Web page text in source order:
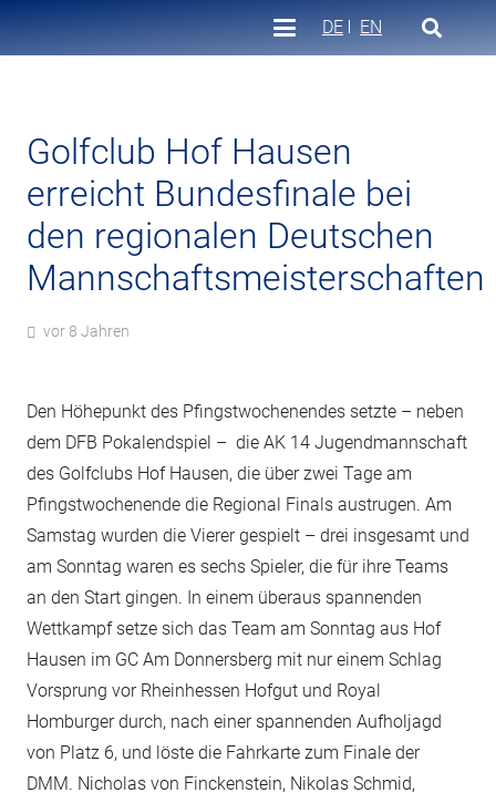
DE EN
Golfclub Hof Hausen
erreicht Bundesfinale bei
den regionalen Deutschen
Mannschaftsmeisterschaften
vor 8 Jahren
Den Höhepunkt des Pfingstwochenendes setzte – neben
dem DFB Pokalendspiel – die AK 14 Jugendmannschaft
des Golfclubs Hof Hausen, die über zwei Tage am
Pfingstwochenende die Regional Finals austrugen. Am
Samstag wurden die Vierer gespielt – drei insgesamt und
am Sonntag waren es sechs Spieler, die für ihre Teams
an den Start gingen. In einem überaus spannenden
Wettkampf setze sich das Team am Sonntag aus Hof
Hausen im GC Am Donnersberg mit nur einem Schlag
Vorsprung vor Rheinhessen Hofgut und Royal
Homburger durch, nach einer spannenden Aufholjagd
von Platz 6, und löste die Fahrkarte zum Finale der
DMM. Nicholas von Finckenstein, Nikolas Schmid,